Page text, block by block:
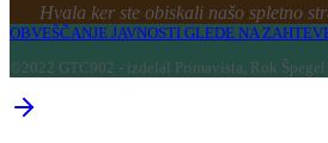
Hvala ker ste obiskali našo spletno
OBVEŠČANJE JAVNOSTI GLEDE NA
©2022 GTC902 - izdelal Primavista, Rok Špegel